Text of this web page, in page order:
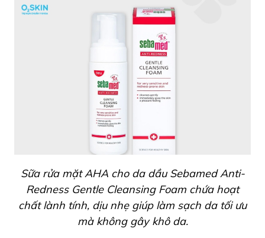
Sữa rửa mặt AHA cho da dầu Sebamed Anti-
Redness Gentle Cleansing Foam chứa hoạt
chất lành tính, dịu nhẹ giúp làm sạch da tối ưu
mà không gây khô da.